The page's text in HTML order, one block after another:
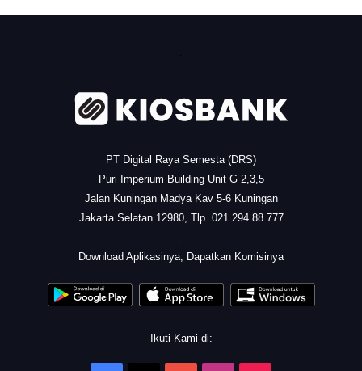
PT Digital Raya Semesta (DRS)
Puri Imperium Building Unit G 2,3,5
Jalan Kuningan Madya Kav 5-6 Kuningan
Jakarta Selatan 12980, Tlp. 021 294 88 777
Download Aplikasinya, Dapatkan Komisinya
Ikuti Kami di: